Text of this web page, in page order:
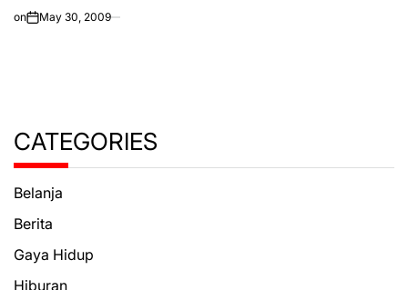
on May 30, 2009
CATEGORIES
Belanja
Berita
Gaya Hidup
Hiburan